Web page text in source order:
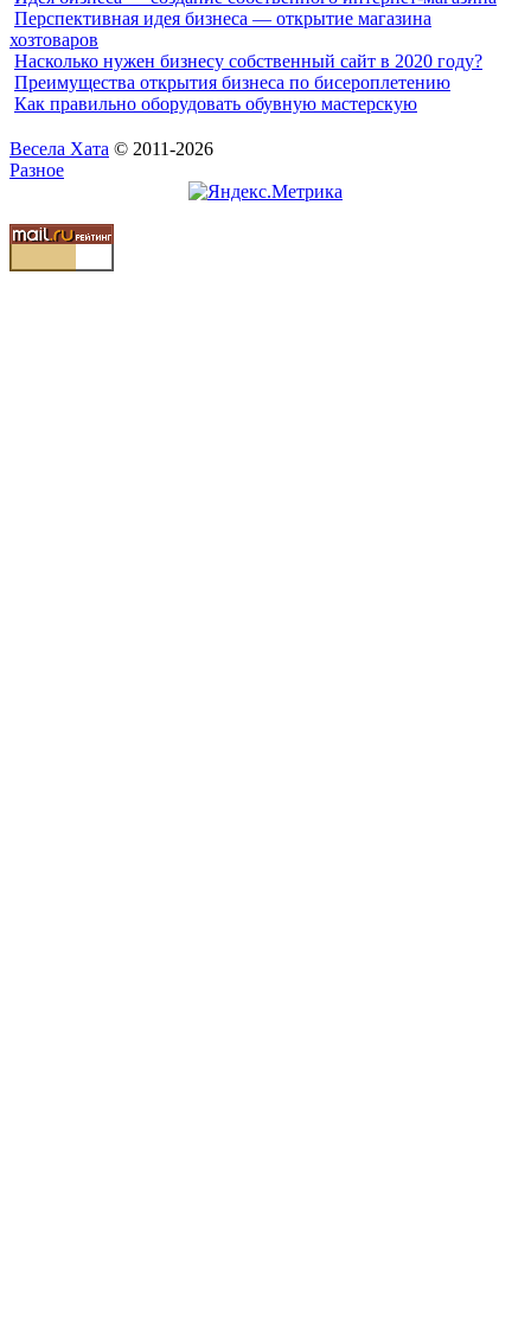
Перспективная идея бизнеса — открытие магазина
хозтоваров
Насколько нужен бизнесу собственный сайт в 2020 году?
Преимущества открытия бизнеса по бисероплетению
Как правильно оборудовать обувную мастерскую
Весела Хата © 2011-2026
Разное